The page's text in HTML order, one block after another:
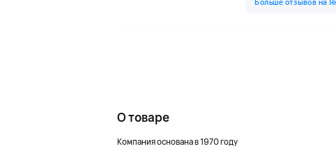
О товаре
Компания основана в 1970 году